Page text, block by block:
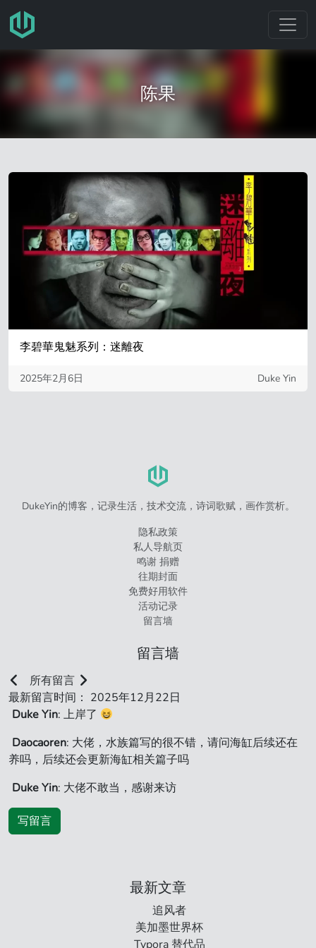
跳转至主要内容
陈果
李碧華鬼魅系列：迷離夜
2025年2月6日 Duke Yin
DukeYin的博客，记录生活，技术交流，诗词歌赋，画作赏析。
隐私政策
私人导航页
鸣谢 捐赠
往期封面
免费好用软件
活动记录
留言墙
留言墙
所有留言
最新留言时间： 2025年12月22日
Duke Yin: 上岸了
Daocaoren: 大佬，水族篇写的很不错，请问海缸后续还在
养吗，后续还会更新海缸相关篇子吗
Duke Yin: 大佬不敢当，感谢来访
写留言
最新文章
追风者
美加墨世界杯
Typora 替代品